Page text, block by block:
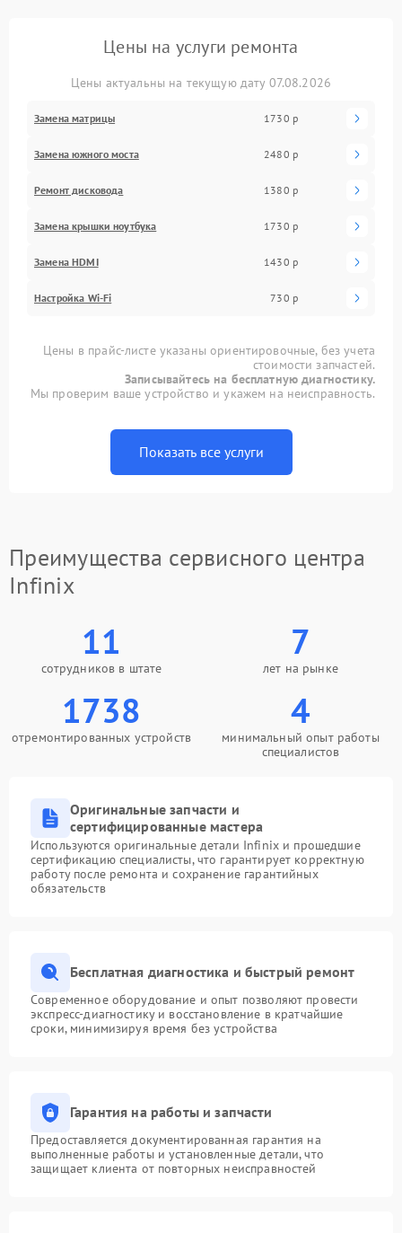
Цены на услуги ремонта
Цены актуальны на текущую дату 07.08.2026
Замена матрицы 1730 р
Замена южного моста 2480 р
Ремонт дисковода 1380 р
Замена крышки ноутбука 1730 р
Замена HDMI 1430 р
Настройка Wi-Fi 730 р
Цены в прайс-листе указаны ориентировочные, без учета
стоимости запчастей.
Записывайтесь на бесплатную диагностику.
Мы проверим ваше устройство и укажем на неисправность.
Показать все услуги
Преимущества сервисного центра
Infinix
11
сотрудников в штате
7
лет на рынке
1738
отремонтированных устройств
4
минимальный опыт работы
специалистов
Оригинальные запчасти и
сертифицированные мастера
Используются оригинальные детали Infinix и прошедшие
сертификацию специалисты, что гарантирует корректную
работу после ремонта и сохранение гарантийных
обязательств
Бесплатная диагностика и быстрый ремонт
Современное оборудование и опыт позволяют провести
экспресс-диагностику и восстановление в кратчайшие
сроки, минимизируя время без устройства
Гарантия на работы и запчасти
Предоставляется документированная гарантия на
выполненные работы и установленные детали, что
защищает клиента от повторных неисправностей